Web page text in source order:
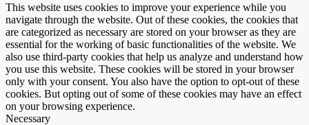
This website uses cookies to improve your experience while you
navigate through the website. Out of these cookies, the cookies that
are categorized as necessary are stored on your browser as they are
essential for the working of basic functionalities of the website. We
also use third-party cookies that help us analyze and understand how
you use this website. These cookies will be stored in your browser
only with your consent. You also have the option to opt-out of these
cookies. But opting out of some of these cookies may have an effect
on your browsing experience.
Necessary